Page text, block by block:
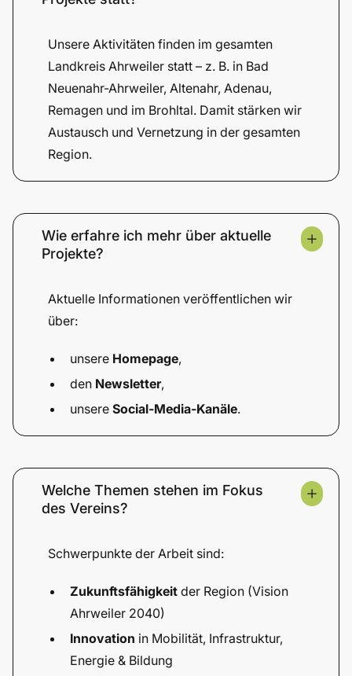
Unsere Aktivitäten finden im gesamten
Landkreis Ahrweiler statt – z. B. in Bad
Neuenahr-Ahrweiler, Altenahr, Adenau,
Remagen und im Brohltal. Damit stärken wir
Austausch und Vernetzung in der gesamten
Region.
Wie erfahre ich mehr über aktuelle
Projekte?
Aktuelle Informationen veröffentlichen wir
über:
unsere Homepage,
den Newsletter,
unsere Social-Media-Kanäle.
Welche Themen stehen im Fokus
des Vereins?
Schwerpunkte der Arbeit sind:
Zukunftsfähigkeit der Region (Vision
Ahrweiler 2040)
Innovation in Mobilität, Infrastruktur,
Energie & Bildung